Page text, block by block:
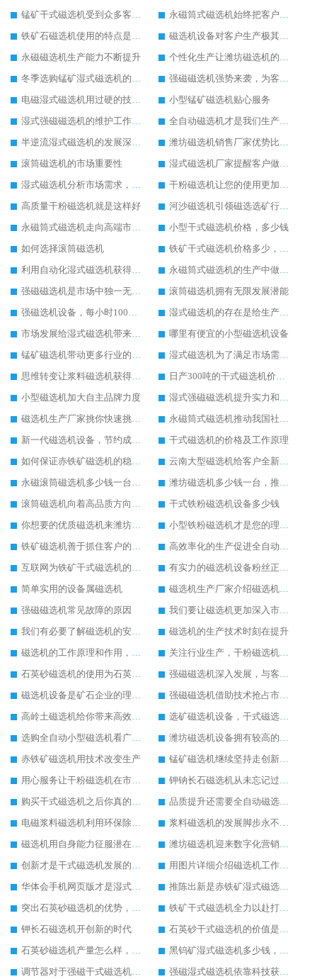
锰矿干式磁选机受到众多客户的推荐
永磁筒式磁选机始终把客户需求放在首位
铁矿石磁选机使用的特点是比较方便
磁选机设备对客户生产极其重要
永磁磁选机生产能力不断提升
个性化生产让潍坊磁选机的使用更加便利
冬季选购锰矿湿式磁选机的注意事项
强磁磁选机强势来袭，为客户提供更多帮助
电磁湿式磁选机用过硬的技术为客户生产带去便利
小型锰矿磁选机贴心服务
湿式强磁磁选机的维护工作是如此的简单
全自动磁选机才是我们生产需要的
半逆流湿式磁选机的发展深入人心
潍坊磁选机销售厂家优势比较高
滚筒磁选机的市场重要性
湿式磁选机厂家提醒客户做好湿式磁选机的维护工作
湿式磁选机分析市场需求，提升生产技术
干粉磁选机让您的使用更加放心
高质量干粉磁选机就是这样好
河沙磁选机引领磁选选矿行业快速发展
永磁筒式磁选机走向高端市场发展
小型干式磁选机价格，多少钱
如何选择滚筒磁选机
铁矿干式磁选机价格多少，贵不贵
利用自动化湿式磁选机获得客户认可
永磁筒式磁选机的生产中做出新的改变
强磁磁选机是市场中独一无二的好用的设备
滚筒磁选机拥有无限发展潜能
强磁选机设备，每小时100吨大概多少钱
湿式磁选机的存在是给生产极大的帮助
市场发展给湿式磁选机带来好的发展机遇
哪里有便宜的小型磁选机设备
锰矿磁选机带动更多行业的进步和发展
湿式磁选机为了满足市场需求而不断努力
思维转变让浆料磁选机获得发展先机
日产300吨的干式磁选机价格以及参数
小型磁选机加大自主品牌力度
湿式强磁磁选机提升实力和生产价值
磁选机生产厂家挑你快速挑选磁选机设备
永磁筒式磁选机推动我国社会的发展
新一代磁选机设备，节约成本又好用
干式磁选机的价格及工作原理
如何保证赤铁矿磁选机的稳定发展
云南大型磁选机给客户全新的体验
永磁滚筒磁选机多少钱一台，提供型号参数表
潍坊磁选机多少钱一台，推荐合适磁选机厂家
滚筒磁选机向着高品质方向发展
干式铁粉磁选机设备多少钱
你想要的优质磁选机来潍坊找华体会手机网页版-华体会(中国)
小型铁粉磁选机才是您的理想设备
铁矿磁选机善于抓住客户的心里需求
高效率化的生产促进全自动磁选机的发展
互联网为铁矿干式磁选机的销售提供了便利
有实力的磁选机设备粉丝正在暴增
简单实用的设备属磁选机
磁选机生产厂家介绍磁选机的使用范围
强磁磁选机常见故障的原因
我们要让磁选机更加深入市场发展
我们有必要了解磁选机的安全技术操作方法
磁选机的生产技术时刻在提升
磁选机的工作原理和作用，磁选机是为企业奋斗的
关注行业生产，干粉磁选机更适合市场使用
石英砂磁选机的使用为石英砂除铁带来较好的发展
强磁磁选机深入发展，与客户共创美好明天
磁选机设备是矿石企业的理想设备
强磁磁选机借助技术抢占市场，强磁磁选机电话
高岭土磁选机给你带来高效率生产
选矿磁选机设备，干式磁选机未来发展怎么样
选购全自动小型磁选机看广告不如看实力
潍坊磁选机设备拥有较高的社会地位
赤铁矿磁选机用技术改变生产
锰矿磁选机继续坚持走创新之路
用心服务让干粉磁选机在市场中发展更好
钾钠长石磁选机从未忘记过坚持环保生产的任务
购买干式磁选机之后你真的做过保养工作吗
品质提升还需要全自动磁选机的自动化生产为主
电磁浆料磁选机利用环保除铁方式进行工作
浆料磁选机的发展脚步永不停歇
磁选机用自身能力征服潜在客户
潍坊磁选机迎来数字化营销时代
创新才是干式磁选机发展的关键
用图片详细介绍磁选机工作原理
华体会手机网页版才是湿式磁选机内在比较好的宣传
推陈出新是赤铁矿湿式磁选机发展的关键
突出石英砂磁选机的优势，让其生产更加方便
铁矿干式磁选机全力以赴打造销售巅峰
钾长石磁选机开创新的时代
石英砂干式磁选机的价值是不可估量的
石英砂磁选机产量怎么样，效果怎么样
黑钨矿湿式磁选机多少钱，生产厂家推荐
调节器对于强磁干式磁选机的重要性
强磁湿式磁选机依靠科技获得新发展